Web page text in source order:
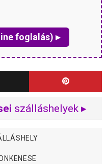
foglalás) ▸
szálláshelyek ▸